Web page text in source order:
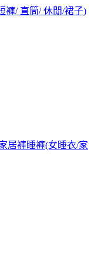
褲/ 直筒/ 休閒/裙子)
居褲睡褲(女睡衣/家